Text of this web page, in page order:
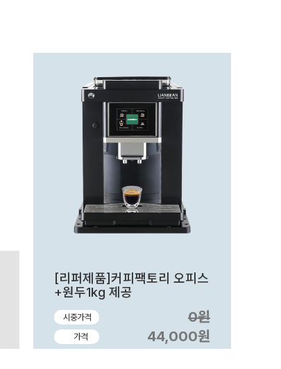
[리퍼제품]커피팩토리 오피스
+원두1kg 제공
시중가격 0원
가격 44,000원